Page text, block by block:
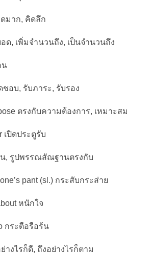
ดมาก, คิดลึก
ด, เพิ่มจำนวนถึง, เป็นจำนวนถึง
น
ชอบ, รับภาระ, รับรอง
ตรงกับความต้องการ, เหมาะสม
เปิดประตูรับ
น, รูปพรรณสัณฐานตรงกับ
pant (sl.) กระสับกระส่าย
หนักใจ
กระตือรือร้น
างไรก็ดี, ถึงอย่างไรก็ตาม